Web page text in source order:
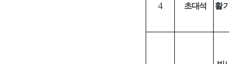
4 초대석 활